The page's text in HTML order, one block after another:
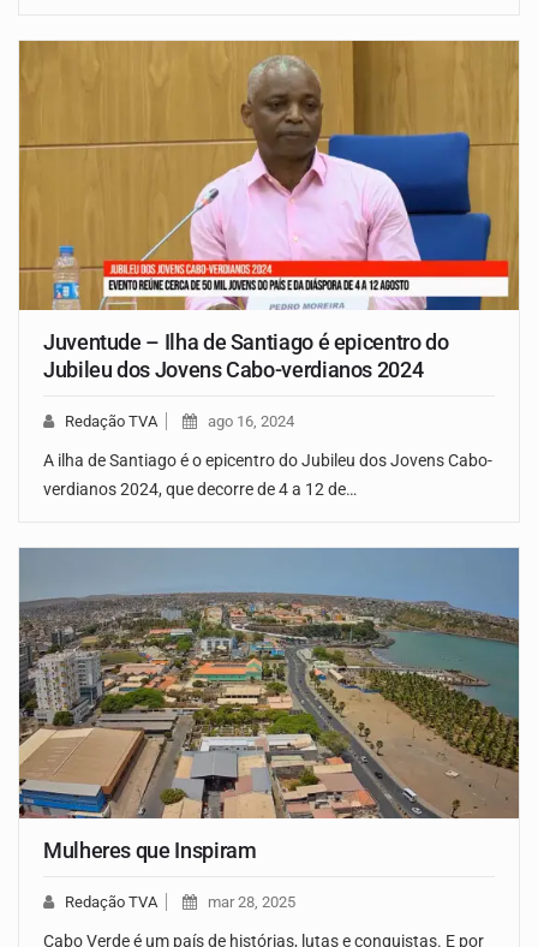
Juventude – Ilha de Santiago é epicentro do
Jubileu dos Jovens Cabo-verdianos 2024
Redação TVA ago 16, 2024
A ilha de Santiago é o epicentro do Jubileu dos Jovens Cabo-
verdianos 2024, que decorre de 4 a 12 de…
Mulheres que Inspiram
Redação TVA mar 28, 2025
Cabo Verde é um país de histórias, lutas e conquistas. E por